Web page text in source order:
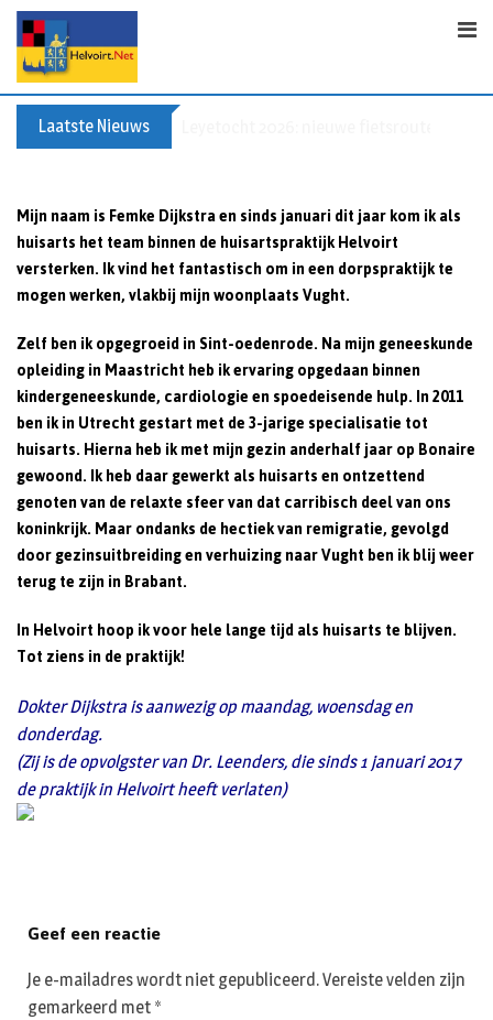
Skip
content
Laatste Nieuws
Mijn naam is Femke Dijkstra en sinds januari dit jaar kom ik als
huisarts het team binnen de huisartspraktijk Helvoirt
versterken. Ik vind het fantastisch om in een dorpspraktijk te
mogen werken, vlakbij mijn woonplaats Vught.
Zelf ben ik opgegroeid in Sint-oedenrode. Na mijn geneeskunde
opleiding in Maastricht heb ik ervaring opgedaan binnen
kindergeneeskunde, cardiologie en spoedeisende hulp. In 2011
ben ik in Utrecht gestart met de 3-jarige specialisatie tot
huisarts. Hierna heb ik met mijn gezin anderhalf jaar op Bonaire
gewoond. Ik heb daar gewerkt als huisarts en ontzettend
genoten van de relaxte sfeer van dat carribisch deel van ons
koninkrijk. Maar ondanks de hectiek van remigratie, gevolgd
door gezinsuitbreiding en verhuizing naar Vught ben ik blij weer
terug te zijn in Brabant.
In Helvoirt hoop ik voor hele lange tijd als huisarts te blijven.
Tot ziens in de praktijk!
Dokter Dijkstra is aanwezig op maandag, woensdag en
donderdag.
(Zij is de opvolgster van Dr. Leenders, die sinds 1 januari 2017
de praktijk in Helvoirt heeft verlaten)
Geef een reactie
Je e-mailadres wordt niet gepubliceerd.Vereiste velden zijn
gemarkeerd met *